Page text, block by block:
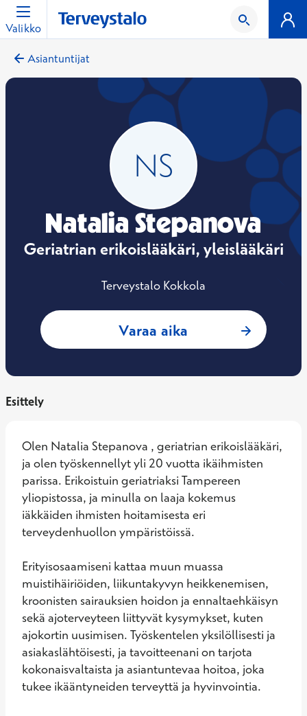
Valikko
Asiantuntijat
Natalia Stepanova
Geriatrian erikoislääkäri, yleislääkäri
Terveystalo Kokkola
Varaa aika : Natalia
Esittely
Olen Natalia Stepanova , geriatrian erikoislääkäri,
ja olen työskennellyt yli 20 vuotta ikäihmisten
parissa. Erikoistuin geriatriaksi Tampereen
yliopistossa, ja minulla on laaja kokemus
iäkkäiden ihmisten hoitamisesta eri
terveydenhuollon ympäristöissä.
Erityisosaamiseni kattaa muun muassa
muistihäiriöiden, liikuntakyvyn heikkenemisen,
kroonisten sairauksien hoidon ja ennaltaehkäisyn
sekä ajoterveyteen liittyvät kysymykset, kuten
ajokortin uusimisen. Työskentelen yksilöllisesti ja
asiakaslähtöisesti, ja tavoitteenani on tarjota
kokonaisvaltaista ja asiantuntevaa hoitoa, joka
tukee ikääntyneiden terveyttä ja hyvinvointia.